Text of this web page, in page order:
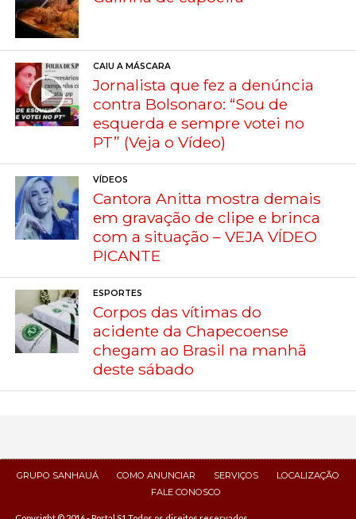
CAIU A MÁSCARA
Jornalista que fez a denúncia
contra Bolsonaro: “Sou de
esquerda e sempre votei no
PT” (Veja o Vídeo)
VÍDEOS
Cantora Anitta mostra demais
em gravação de clipe e brinca
com a situação – VEJA VÍDEO
PICANTE
ESPORTES
Corpos das vítimas do
acidente da Chapecoense
chegam ao Brasil na manhã
deste sábado
GRUPO SANHAUÁ COMO ANUNCIAR SERVIÇOS
LOCALIZAÇÃO
FALE CONOSCO